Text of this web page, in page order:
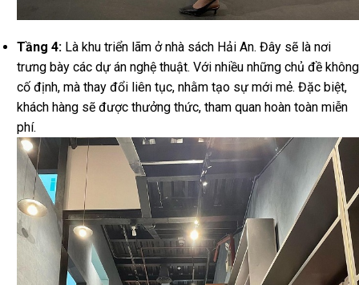
Tầng 4:Là khu triển lãm ở nhà sách Hải An. Đây sẽ là nơi
trưng bày các dự án nghệ thuật. Với nhiều những chủ đề không
cố định, mà thay đổi liên tục, nhằm tạo sự mới mẻ. Đặc biệt,
khách hàng sẽ được thưởng thức, tham quan hoàn toàn miễn
phí.